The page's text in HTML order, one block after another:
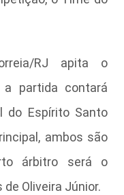
RJ apita o
a partida contará
do Espírito Santo
ambos são
árbitro será o
Oliveira Júnior.